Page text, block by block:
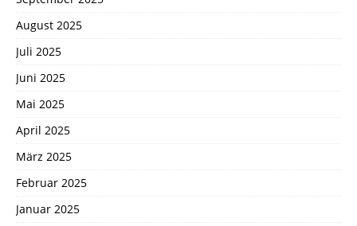
August 2025
Juli 2025
Juni 2025
Mai 2025
April 2025
März 2025
Februar 2025
Januar 2025